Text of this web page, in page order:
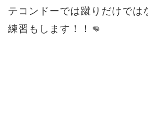
テコンドーでは蹴りだけでは
練習もします！！👊